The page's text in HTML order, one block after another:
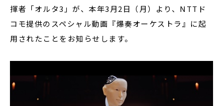
揮者「オルタ3」が、本年3月2日（月）より、NTTド
コモ提供のスペシャル動画『爆奏オーケストラ』に起
用されたことをお知らせします。